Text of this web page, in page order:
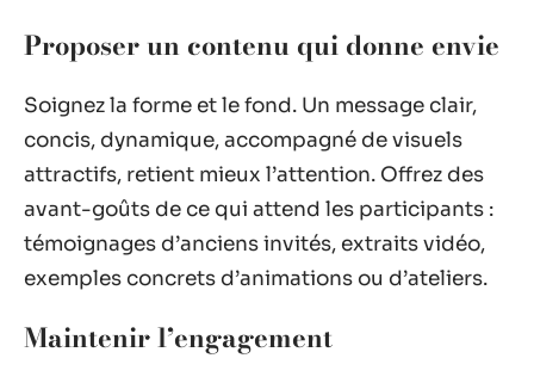
Proposer un contenu qui donne envie
Soignez la forme et le fond. Un message clair,
concis, dynamique, accompagné de visuels
attractifs, retient mieux l’attention. Offrez des
avant-goûts de ce qui attend les participants :
témoignages d’anciens invités, extraits vidéo,
exemples concrets d’animations ou d’ateliers.
Maintenir l’engagement